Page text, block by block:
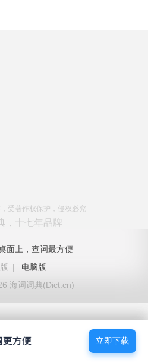
受著作权保护，侵权必究
，十七年品牌
面上，查词最方便
|
电脑版
海词词典(Dict.cn)
立即下载
立即下载